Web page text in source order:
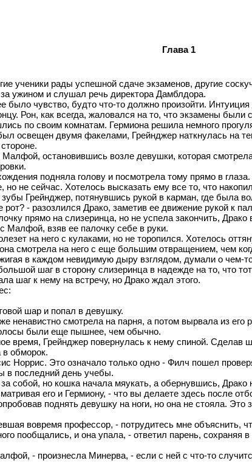
Глава 1
ученики рады успешной сдаче экзаменов, другие
ужином и слушал речь директора Дамблдора.
было чувство, будто что-то должно произойти.
Рон, как всегда, жаловался на то, что экзамены
по своим комнатам. Гермиона решила немного
освещен двумя факелами, Грейнджер наткнулась на
остановившись возле девушки, которая
подняла голову и посмотрела тому прямо в
но не сейчас. Хотелось высказать ему все то, что
Грейнджер, потянувшись рукой в карман, где была
- разозлился Драко, заметив ее движение рукой к
прямо на слизеринца, но не успела закончить,
Малфой, взяв ее палочку себе в руки.
на него с кулаками, но не торопился. Хотелось
смотрела на него с еще большим отвращением, чем
в каждом невидимую дыру взглядом, думали о чем-
шаг в сторону слизеринца в надежде на то, что
шаг к нему на встречу, но Драко ждал этого.
шар и попал в девушку.
ненавистно смотрела на парня, а потом вырвала из
были еще пышнее, чем обычно.
время, Грейнджер повернулась к нему спиной.
в обморок.
Норрис. Это означало только одно - Филч пошел
в последний день учебы.
собой, но кошка начала мяукать, а обернувшись, Драко
его и Гермиону, - что вы делаете здесь после
поднять девушку на ноги, но она не стояла.
вовремя профессор, - потрудитесь мне объяснить,
пообщались, и она упала, - ответил парень, сохраняя
- произнесла Минерва, - если с ней с что-то